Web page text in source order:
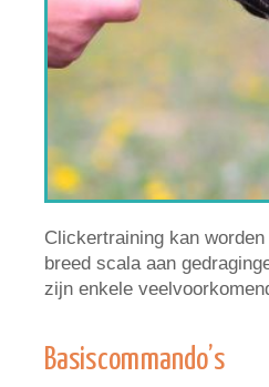
Clickertraining kan
breed scala aan
zijn enkele
Basiscommando’s